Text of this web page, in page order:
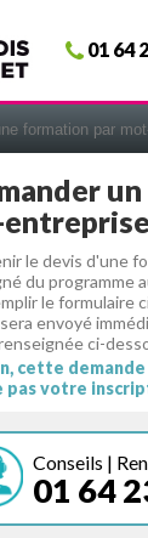
01 64
COACHING
le devis d'une
du programme
le formulaire
envoyé
ci-
cette demande
pas votre
Conseils |
01 64